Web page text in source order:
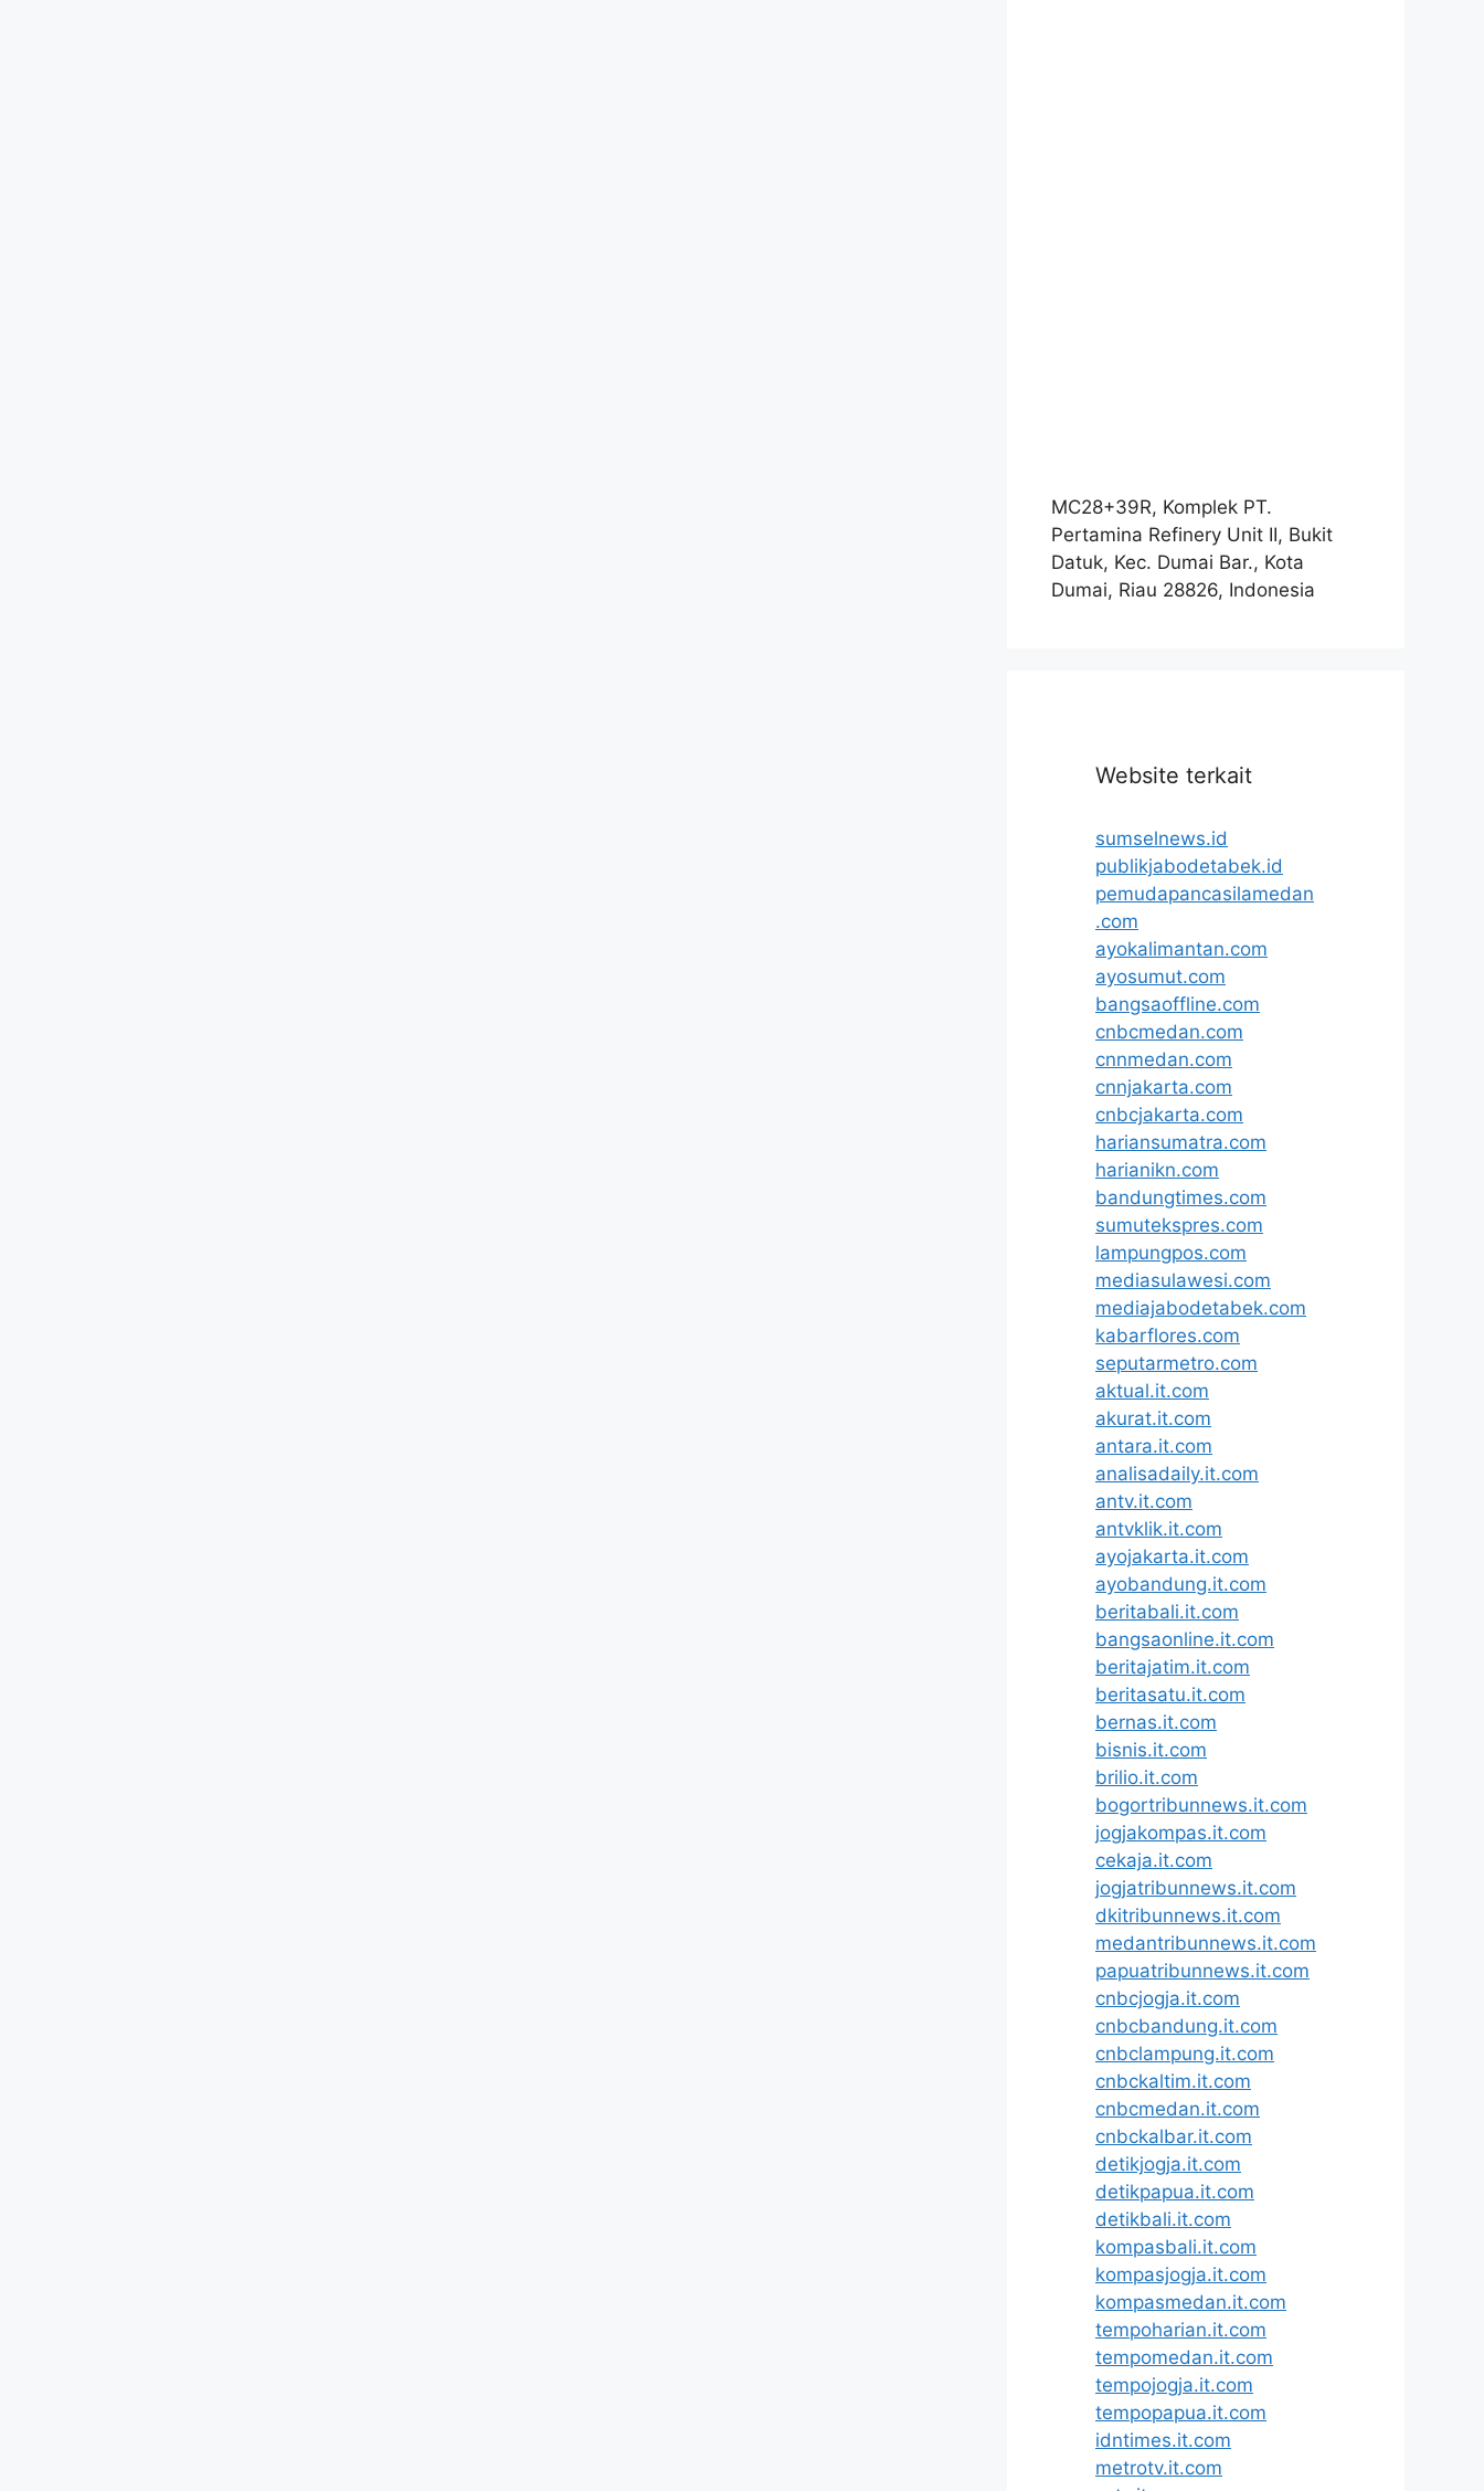
MC28+39R, Komplek PT.
Pertamina Refinery Unit II, Bukit
Datuk, Kec. Dumai Bar., Kota
Dumai, Riau 28826, Indonesia
Website terkait
sumselnews.id
publikjabodetabek.id
pemudapancasilamedan
.com
ayokalimantan.com
ayosumut.com
bangsaoffline.com
cnbcmedan.com
cnnmedan.com
cnnjakarta.com
cnbcjakarta.com
hariansumatra.com
harianikn.com
bandungtimes.com
sumutekspres.com
lampungpos.com
mediasulawesi.com
mediajabodetabek.com
kabarflores.com
seputarmetro.com
aktual.it.com
akurat.it.com
antara.it.com
analisadaily.it.com
antv.it.com
antvklik.it.com
ayojakarta.it.com
ayobandung.it.com
beritabali.it.com
bangsaonline.it.com
beritajatim.it.com
beritasatu.it.com
bernas.it.com
bisnis.it.com
brilio.it.com
bogortribunnews.it.com
jogjakompas.it.com
cekaja.it.com
jogjatribunnews.it.com
dkitribunnews.it.com
medantribunnews.it.com
papuatribunnews.it.com
cnbcjogja.it.com
cnbcbandung.it.com
cnbclampung.it.com
cnbckaltim.it.com
cnbcmedan.it.com
cnbckalbar.it.com
detikjogja.it.com
detikpapua.it.com
detikbali.it.com
kompasbali.it.com
kompasjogja.it.com
kompasmedan.it.com
tempoharian.it.com
tempomedan.it.com
tempojogja.it.com
tempopapua.it.com
idntimes.it.com
metrotv.it.com